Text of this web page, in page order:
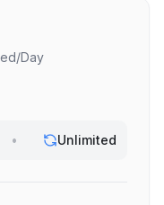
Day
• Unlimited